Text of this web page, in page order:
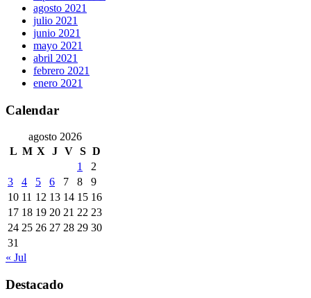
agosto 2021
julio 2021
junio 2021
mayo 2021
abril 2021
febrero 2021
enero 2021
Calendar
agosto 2026
L M X J V S D
1
2
3
4 5 6 7 8
9
10 11 12 13 14 15 16
17 18 19 20 21 22 23
24 25 26 27 28 29 30
31
« Jul
Destacado